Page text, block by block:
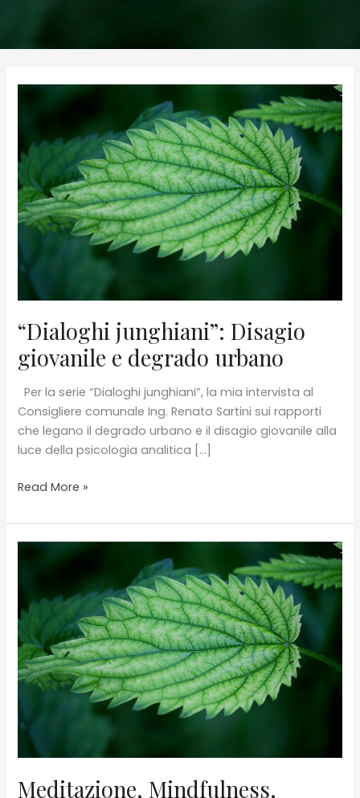
“Dialoghi junghiani”: Disagio
giovanile e degrado urbano
Per la serie “Dialoghi junghiani”, la mia intervista al
Consigliere comunale Ing. Renato Sartini sui rapporti
che legano il degrado urbano e il disagio giovanile alla
luce della psicologia analitica […]
“Dialoghi
Disagio
giovanile
urbano
Read More »
Meditazione, Mindfulness,